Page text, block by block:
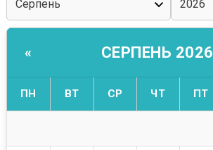
« СЕРПЕНЬ 2026
ПН ВТ СР ЧТ ПТ